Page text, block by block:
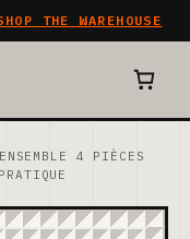
THE WAREHOUSE
4 PIÈCES